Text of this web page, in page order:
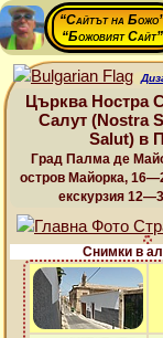
“Сайтът на
“Божовият Сайт”
Църква Ностра
Салут (Nostra
Salut) в
Град Палма де
остров Майорка,
екскурзия
Снимки в